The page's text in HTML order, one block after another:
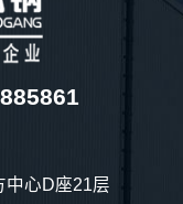
中心D座21层